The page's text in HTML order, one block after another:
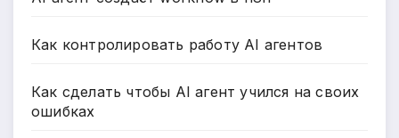
Как контролировать работу AI агентов
Как сделать чтобы AI агент учился на своих
ошибках